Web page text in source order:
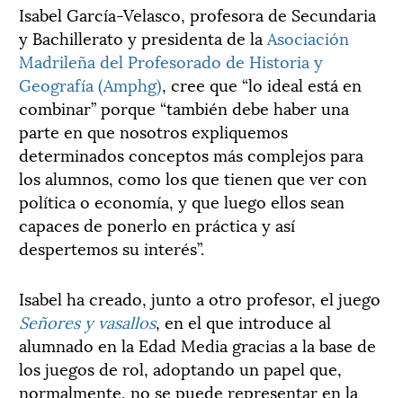
Isabel García-Velasco, profesora de Secundaria
y Bachillerato y presidenta de la Asociación
Madrileña del Profesorado de Historia y
Geografía (Amphg), cree que “lo ideal está en
combinar” porque “también debe haber una
parte en que nosotros expliquemos
determinados conceptos más complejos para
los alumnos, como los que tienen que ver con
política o economía, y que luego ellos sean
capaces de ponerlo en práctica y así
despertemos su interés”.
Isabel ha creado, junto a otro profesor, el juego
Señores y vasallos, en el que introduce al
alumnado en la Edad Media gracias a la base de
los juegos de rol, adoptando un papel que,
normalmente, no se puede representar en la